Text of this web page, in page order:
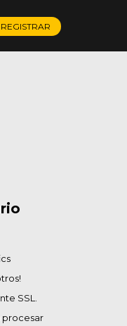
REGISTRAR
SSL.
procesar